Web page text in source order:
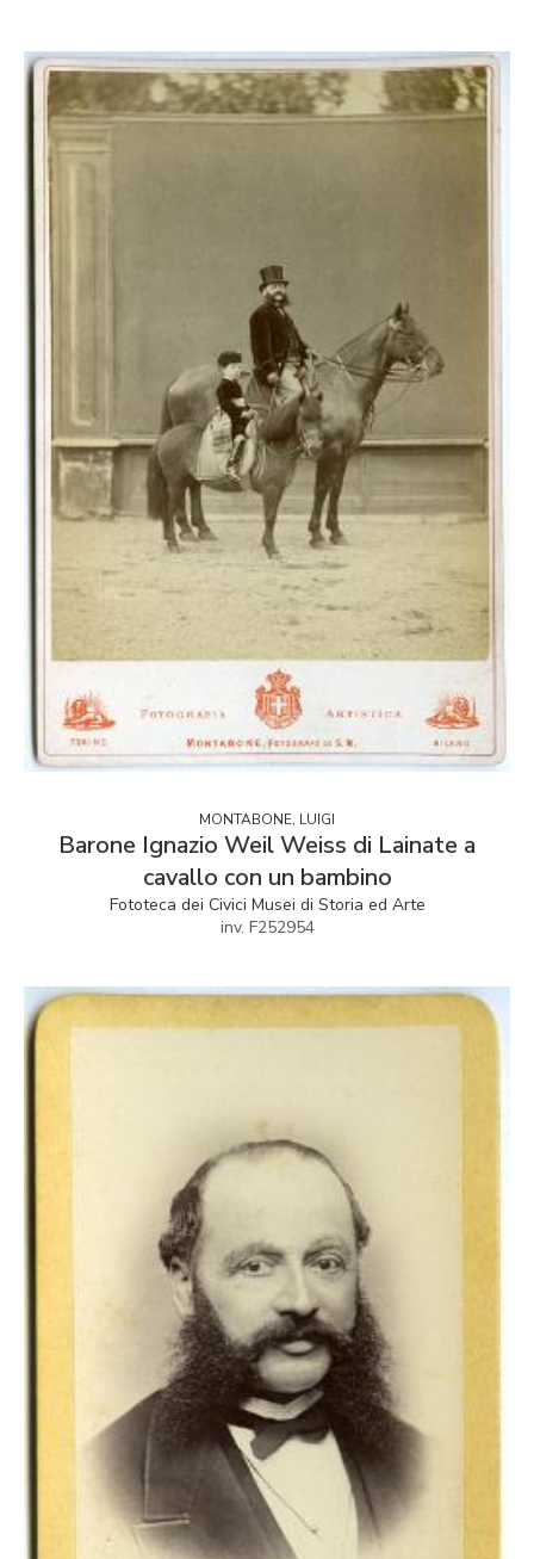
MONTABONE, LUIGI
Barone Ignazio Weil Weiss di Lainate a
cavallo con un bambino
Fototeca dei Civici Musei di Storia ed Arte
inv. F252954